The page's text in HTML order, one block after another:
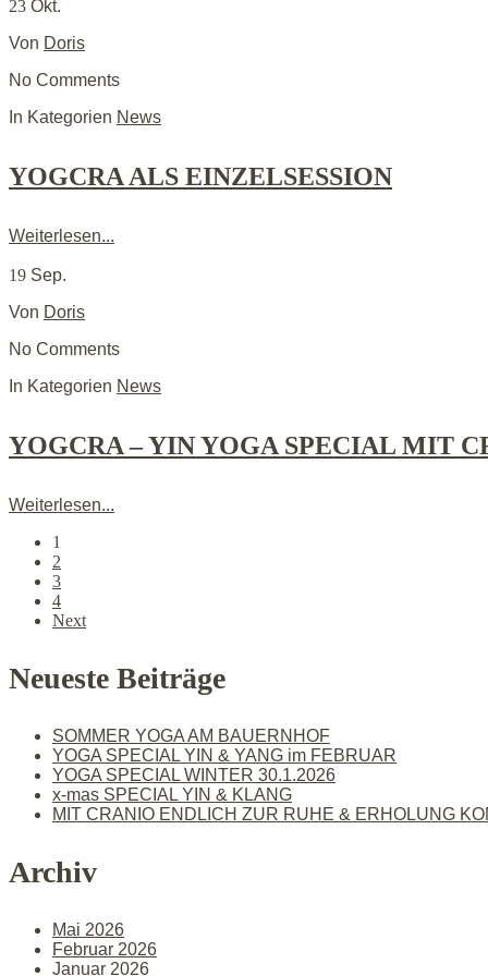
23 Okt.
Von Doris
No Comments
In Kategorien News
YOGCRA ALS EINZELSESSION
Weiterlesen...
19 Sep.
Von Doris
No Comments
In Kategorien News
YOGCRA – YIN YOGA SPECIAL MIT
Weiterlesen...
1
2
3
4
Next
Neueste Beiträge
SOMMER YOGA AM BAUERNHOF
YOGA SPECIAL YIN & YANG im FEBRUAR
YOGA SPECIAL WINTER 30.1.2026
x-mas SPECIAL YIN & KLANG
MIT CRANIO ENDLICH ZUR RUHE & ERHOLUNG
Archiv
Mai 2026
Februar 2026
Januar 2026